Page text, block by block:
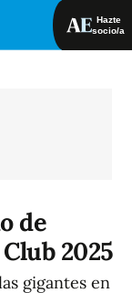
Hazte
socio/a
de
2025
gigantes en